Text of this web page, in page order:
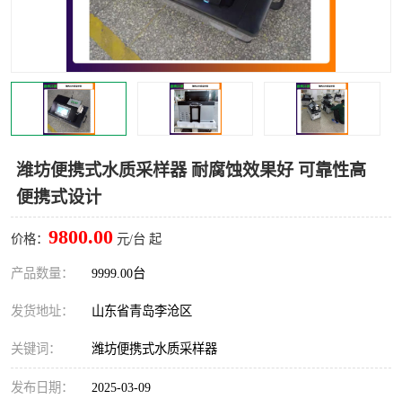
潍坊便携式水质采样器 耐腐蚀效果好 可靠性高
便携式设计
价格： 9800.00 元/台 起
产品数量： 9999.00台
发货地址： 山东省青岛李沧区
关键词： 潍坊便携式水质采样器
发布日期： 2025-03-09
LB-4200高锰酸盐指数仪 LB-62便携式烟气分析仪
烟尘烟气设备 大气采样器
粉尘设备
新宇宙仪器
烟尘净化器